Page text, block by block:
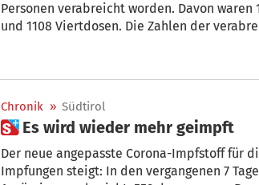
Personen verabreicht worden. Davon waren
und 1108 Viertdosen. Die Zahlen der
Chronik » Südtirol
 Es wird wieder mehr geimpft
Der neue angepasste Corona-Impfstoff für
Impfungen steigt: In den vergangenen 7 Tagen wurden 590